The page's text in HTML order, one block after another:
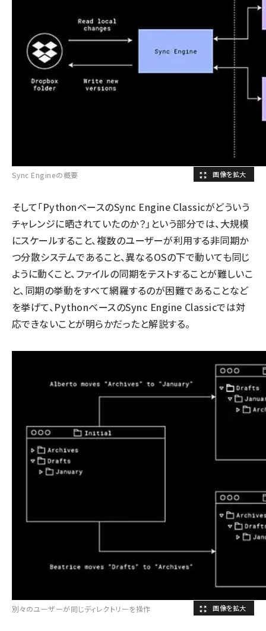
Sync Engineの概要
そして「PythonベースのSync Engine Classicがどういう
チャレンジに晒されていたのか？」という部分では、大規模
にスケールすること、複数のユーザーが利用する非同期か
つ分散システムであること、異なるOSの下で動いても同じ
ように動くこと、ファイルの同期をテストすることが難しいこ
と、同期の挙動をすべて網羅するのが困難であることなど
を挙げて、PythonベースのSync Engine Classicでは対
応できないことが明らかだったと解説する。
別々のユーザーが同じディレクトリーを操作